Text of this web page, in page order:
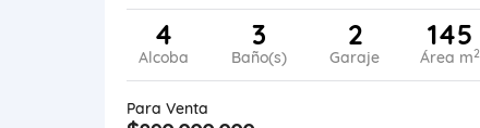
4
Alcoba
3
Baño(s)
2
Garaje
145
Área m2
Para Venta